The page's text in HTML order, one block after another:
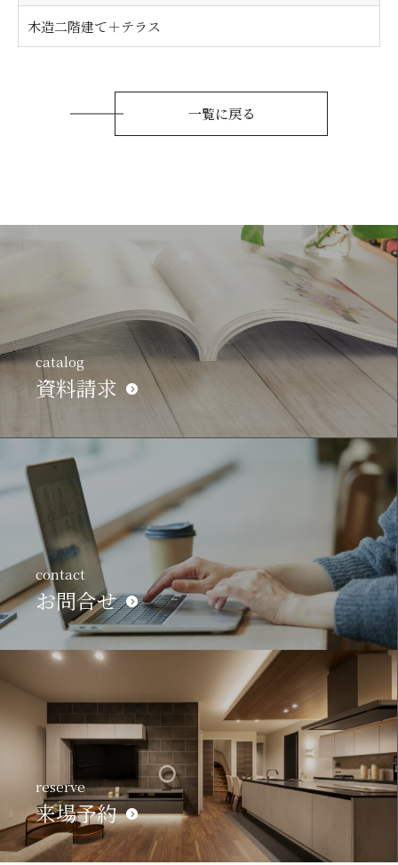
木造二階建て＋テラス
一覧に戻る
catalog
資料請求
contact
お問合せ
reserve
来場予約